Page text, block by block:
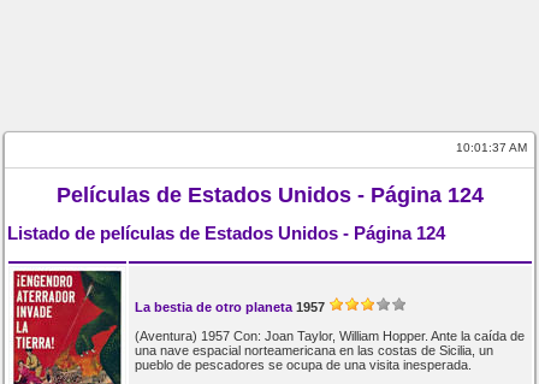
10:01:38 AM
Películas de Estados Unidos - Página 124
Listado de películas de Estados Unidos - Página 124
La bestia de otro planeta 1957
(Aventura) 1957 Con: Joan Taylor, William Hopper. Ante la caída de
una nave espacial norteamericana en las costas de Sicilia, un
pueblo de pescadores se ocupa de una visita inesperada.